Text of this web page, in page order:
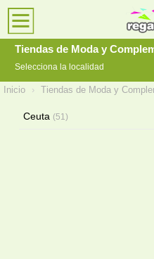
Tiendas de Moda y
Selecciona la localidad
Inicio › Tiendas de Moda y
Ceuta (51)